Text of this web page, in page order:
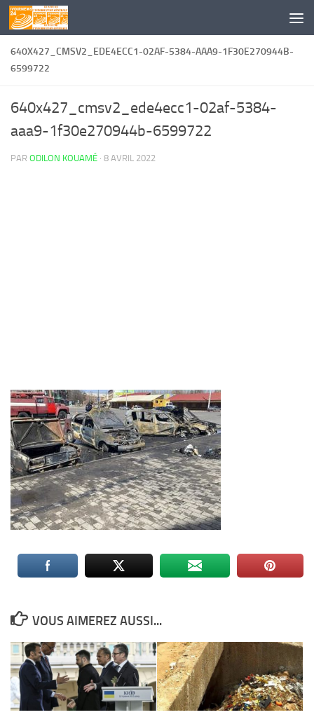
Skip to content
640X427_CMSV2_EDE4ECC1-02AF-5384-AAA9-1F30E270944B-
6599722
640x427_cmsv2_ede4ecc1-02af-5384-
aaa9-1f30e270944b-6599722
PAR ODILON KOUAMÉ · 8 AVRIL 2022
VOUS AIMEREZ AUSSI...